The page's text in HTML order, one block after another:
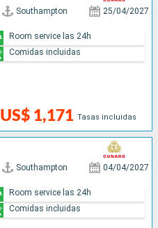
Southampton 25/04/2027
US$ 1,171 Tasas incluidas
Room service las 24h
Comidas incluidas
Southampton 04/04/2027
Room service las 24h
Comidas incluidas